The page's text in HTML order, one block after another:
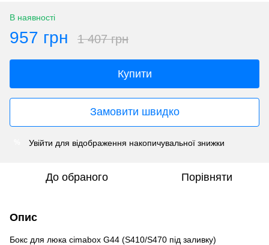
В наявності
957 грн 1 407 грн
Купити
Замовити швидко
Увійти для відображення накопичувальної знижки
До обраного Порівняти
Опис
Бокс для люка cimabox G44 (S410/S470 під заливку)